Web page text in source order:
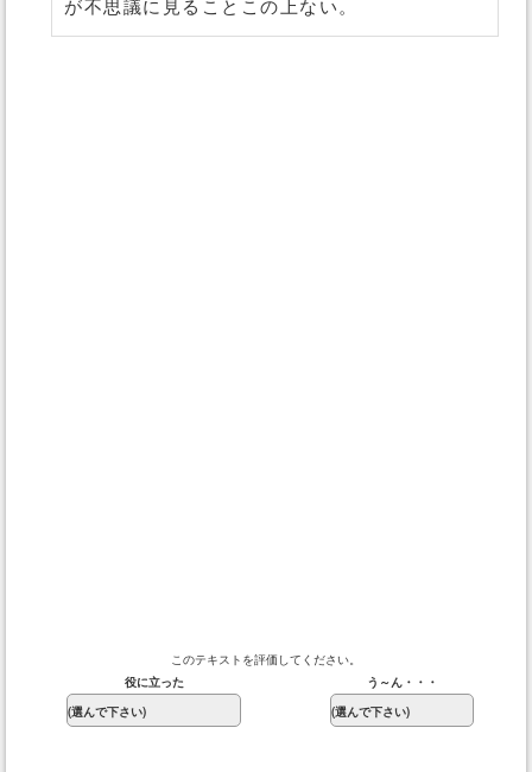
が不思議に見ることこの上ない。
このテキストを評価してください。
役に立った
う～ん・・・